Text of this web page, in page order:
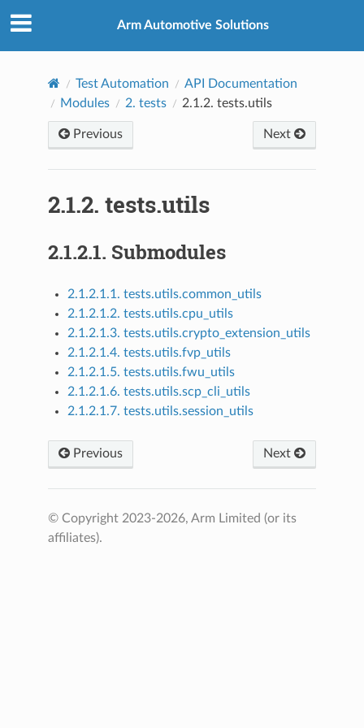
Arm Automotive Solutions
Test Automation
API Documentation
Modules
2.tests 2.1.2.tests.utils
Previous Next
2.1.2.tests.utils
2.1.2.1. Submodules
2.1.2.1.1. tests.utils.common_utils
2.1.2.1.2. tests.utils.cpu_utils
2.1.2.1.3. tests.utils.crypto_extension_utils
2.1.2.1.4. tests.utils.fvp_utils
2.1.2.1.5. tests.utils.fwu_utils
2.1.2.1.6. tests.utils.scp_cli_utils
2.1.2.1.7. tests.utils.session_utils
Previous Next
© Copyright 2023-2026, Arm Limited (or its
affiliates).